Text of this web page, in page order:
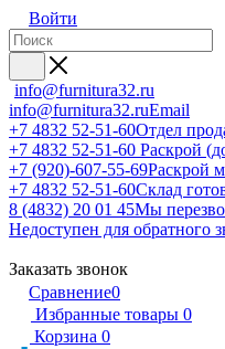
Войти
info@furnitura32.ru
info@furnitura32.ruEmail
+7 4832 52-51-60Отдел
+7 4832 52-51-60 Раскрой
+7 (920)-607-55-69Раскрой
+7 4832 52-51-60Склад
8 (4832) 20 01 45Мы
Недоступен для обратного
Заказать звонок
Сравнение0
Избранные товары 0
Корзина 0